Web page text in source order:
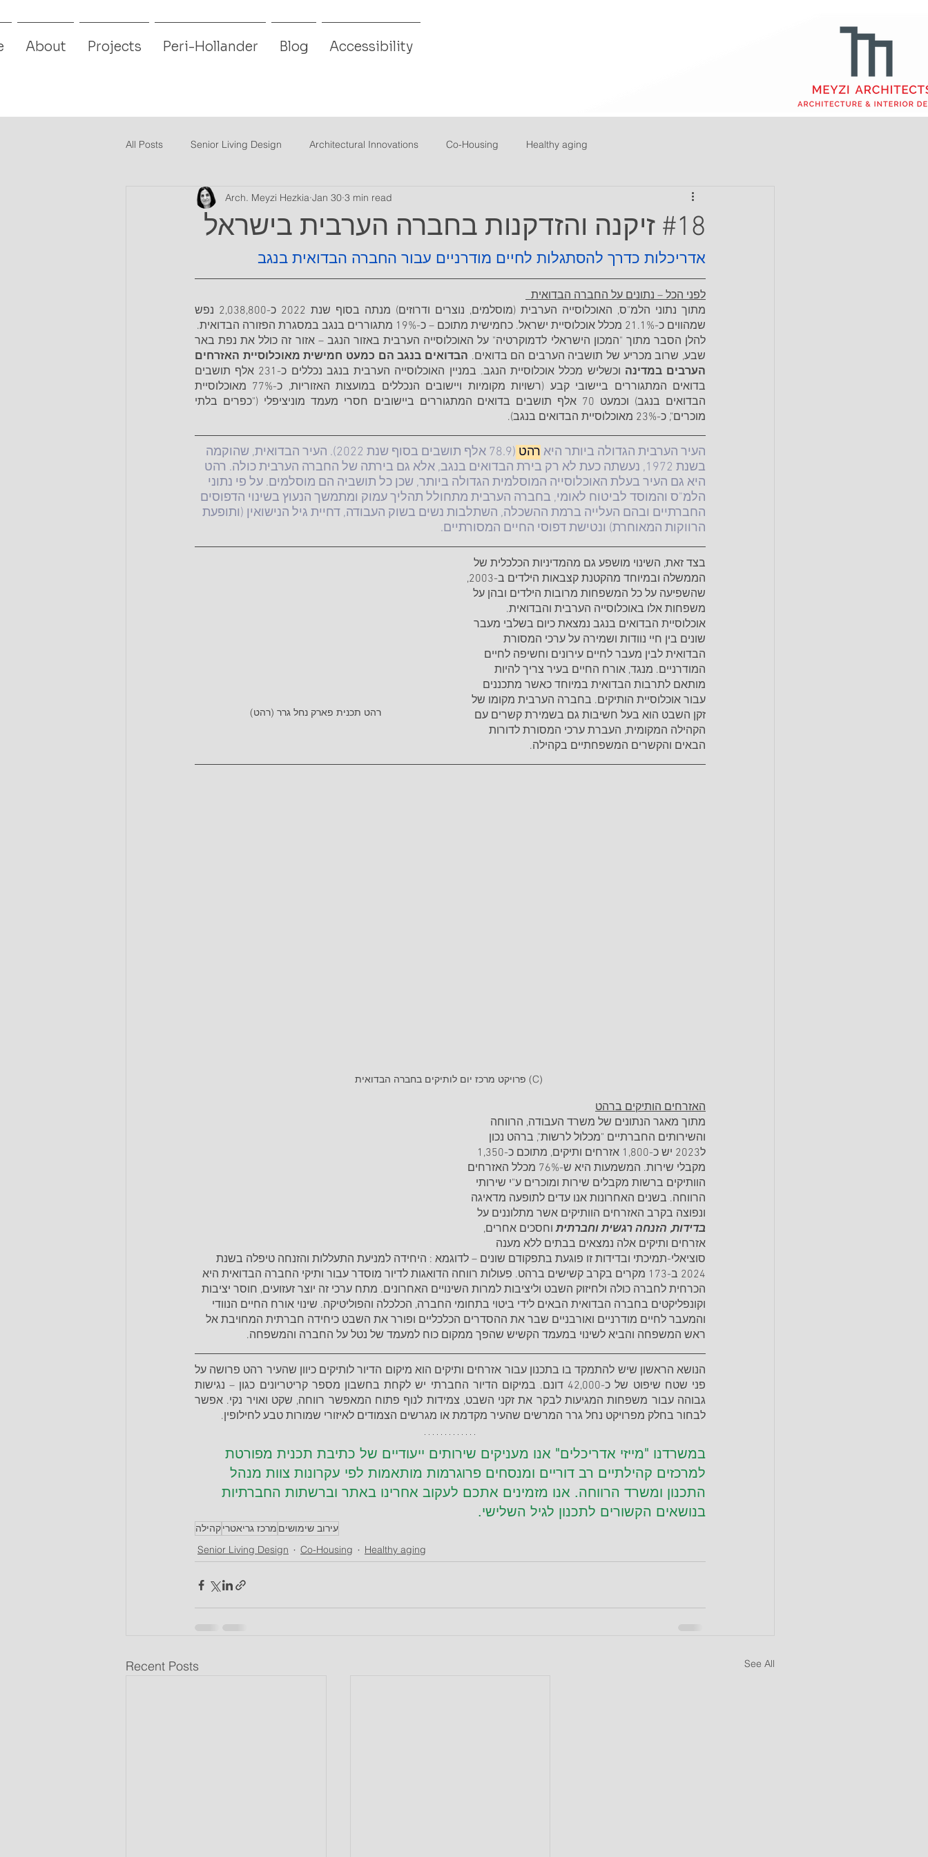
About Projects Peri-Hollander Blog Accessibility
All Posts Senior Living Design Architectural Innovations Co-Housing Healthy aging
#18 זיקנה והזדקנות בחברה הערבית בישראל
Arch. Meyzi Hezkia Jan 30 3 min read
אדריכלות כדרך להסתגלות לחיים מודרניים עבור החברה הבדואית בנגב
לפני הכל – נתונים על החברה הבדואית
שמהווים כ-21.1% מכלל אוכלוסיית ישראל. כחמישית מתוכם – כ-19% מתגוררים בנגב במסגרת הפזורה הבדואית.
שבע, שרוב מכריע של תושביה הערבים הם בדואים.
הערבים במדינה
מוכרים", כ-23% מאוכלוסיית הבדואים בנגב).
העיר הערבית הגדולה ביותר היא רהט
(78.9 אלף תושבים בסוף שנת 2022). העיר הבדואית, שהוקמה
בשנת 1972, נעשתה כעת לא רק בירת הבדואים בנגב, אלא גם בירתה של החברה הערבית כולה. רהט
היא גם העיר בעלת האוכלוסייה המוסלמית הגדולה ביותר, שכן כל תושביה הם מוסלמים. על פי נתוני
הלמ"ס והמוסד לביטוח לאומי, בחברה הערבית מתחולל תהליך עמוק ומתמשך הנעוץ בשינוי הדפוסים
החברתיים ובהם העלייה ברמת ההשכלה, השתלבות נשים בשוק העבודה, דחיית גיל הנישואין (ותופעת
הרווקות המאוחרת) ונטישת דפוסי החיים המסורתיים.
רהט תכנית פארק נחל גרר (רהט)
בצד זאת, השינוי מושפע גם מהמדיניות הכלכלית של
הממשלה ובמיוחד מהקטנת קצבאות הילדים ב-2003,
שהשפיעה על כל המשפחות מרובות הילדים ובהן על
משפחות אלו באוכלוסייה הערבית והבדואית.
אוכלוסיית הבדואים בנגב נמצאת כיום בשלבי מעבר
שונים בין חיי נוודות ושמירה על ערכי המסורת
הבדואית לבין מעבר לחיים עירונים וחשיפה לחיים
המודרניים. מנגד, אורח החיים בעיר צריך להיות
מותאם לתרבות הבדואית במיוחד כאשר מתכננים
עבור אוכלוסיית הותיקים. בחברה הערבית מקומו של
זקן השבט הוא בעל חשיבות גם בשמירת קשרים עם
הקהילה המקומית, העברת ערכי המסורת לדורות
הבאים והקשרים המשפחתיים בקהילה.
פרויקט מרכז יום לותיקים בחברה הבדואית (C)
האזרחים הותיקים ברהט
מתוך מאגר הנתונים של משרד העבודה, הרווחה
והשירותים החברתיים "מכלול לרשות", ברהט נכון
מקבלי שירות. המשמעות היא ש-76% מכלל האזרחים
הוותיקים ברשות מקבלים שירות ומוכרים ע"י שירותי
הרווחה. בשנים האחרונות אנו עדים לתופעה מדאיגה
ונפוצה בקרב האזרחים הוותיקים אשר מתלוננים על
בדידות, הזנחה רגשית וחברתית וחסכים אחרים,
אזרחים ותיקים אלה נמצאים בבתים ללא מענה
סוציאלי-תמיכתי ובדידות זו פוגעת בתפקודם שונים – לדוגמא : היחידה למניעת התעללות והזנחה טיפלה בשנת
2024 ב-173 מקרים בקרב קשישים ברהט. פעולות רווחה הדואגות לדיור מוסדר עבור ותיקי החברה הבדואית היא
הכרחית לחברה כולה ולחיזוק השבט וליציבות למרות השינויים האחרונים. מתח ערכי זה יוצר זעזועים, חוסר יציבות
וקונפליקטים בחברה הבדואית הבאים לידי ביטוי בתחומי החברה, הכלכלה והפוליטיקה. שינוי אורח החיים הנוודי
והמעבר לחיים מודרניים ואורבניים שבר את ההסדרים הכלכליים ופורר את השבט כיחידה חברתית המחויבת אל
ראש המשפחה והביא לשינוי במעמד הקשיש שהפך ממקום כוח למעמד של נטל על החברה והמשפחה.
לבחור בחלק מפרויקט נחל גרר המרשים שהעיר מקדמת או מגרשים הצמודים לאיזורי שמורות טבע לחילופין.
במשרדנו "מייזי אדריכלים" אנו מעניקים שירותים ייעודיים של כתיבת תכנית מפורטת
למרכזים קהילתיים רב דוריים ומנסחים פרוגרמות מותאמות לפי עקרונות צוות מנהל
התכנון ומשרד הרווחה. אנו מזמינים אתכם לעקוב אחרינו באתר וברשתות החברתיות
בנושאים הקשורים לתכנון לגיל השלישי.
קהילהמרכז גריאטרי עירוב שימושים
Senior Living Design
Co-Housing Healthy aging
Recent Posts See All